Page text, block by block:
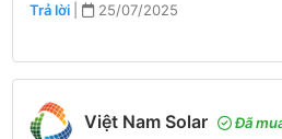
Trả lời | 25/07/2025
Việt Nam Solar Đã